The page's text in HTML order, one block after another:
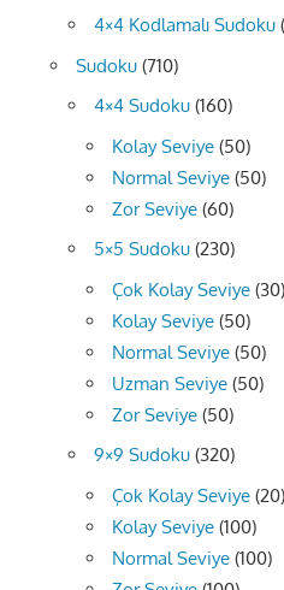
4×4 Kodlamalı Sudoku
Sudoku (710)
4×4 Sudoku (160)
Kolay Seviye (50)
Normal Seviye (50)
Zor Seviye (60)
5×5 Sudoku (230)
Çok Kolay Seviye (30)
Kolay Seviye (50)
Normal Seviye (50)
Uzman Seviye (50)
Zor Seviye (50)
9×9 Sudoku (320)
Çok Kolay Seviye (20)
Kolay Seviye (100)
Normal Seviye (100)